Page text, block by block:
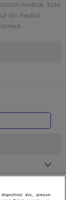
medical. Este
din medicii
dvs., precum